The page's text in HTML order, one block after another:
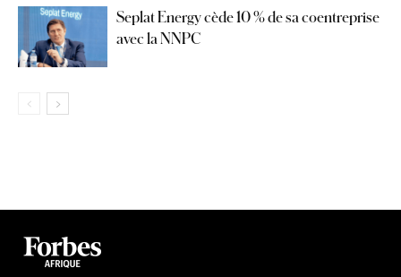
Seplat Energy cède 10 % de sa coentreprise
avec la NNPC